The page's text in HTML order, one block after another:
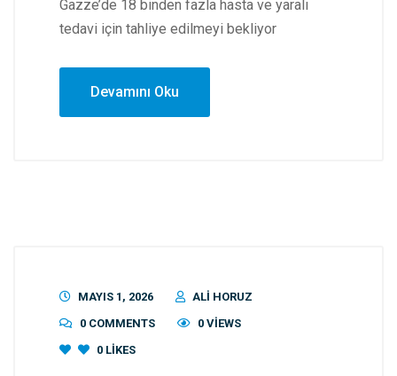
Gazze’de 18 binden fazla hasta ve yaralı
tedavi için tahliye edilmeyi bekliyor
Devamını Oku
MAYIS 1, 2026
ALI HORUZ
0 COMMENTS
0 VIEWS
0 LIKES